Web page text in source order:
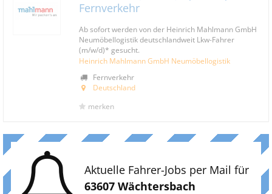
Fernverkehr
Ab sofort werden von der Heinrich Mahlmann GmbH
Neumöbellogistik deutschlandweit Lkw-Fahrer
(m/w/d)* gesucht.
Heinrich Mahlmann GmbH Neumöbellogistik
Fernverkehr
Deutschland
merken
Aktuelle Fahrer-Jobs per Mail für
63607 Wächtersbach